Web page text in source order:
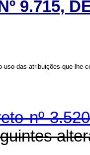
9.715,
uso das atribuições que lhe
nº